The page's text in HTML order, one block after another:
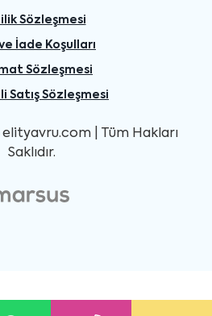
Sözleşmesi
İade Koşulları
Sözleşmesi
Satış Sözleşmesi
| Tüm Hakları
Saklıdır.